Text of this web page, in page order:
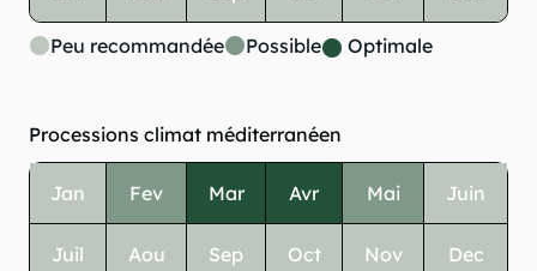
Peu recommandée Possible Optimale
Processions climat méditerranéen
Jan Fev Mar Avr Mai Juin
Juil Aou Sep Oct Nov Dec